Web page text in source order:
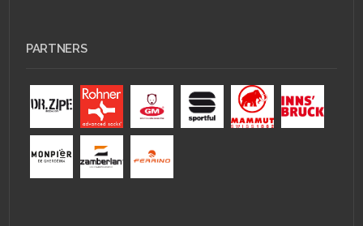
PARTNERS